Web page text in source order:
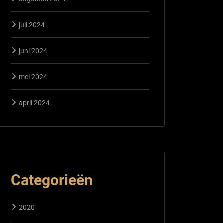
juli 2024
juni 2024
mei 2024
april 2024
Categorieën
2020